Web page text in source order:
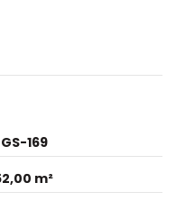
169
m²